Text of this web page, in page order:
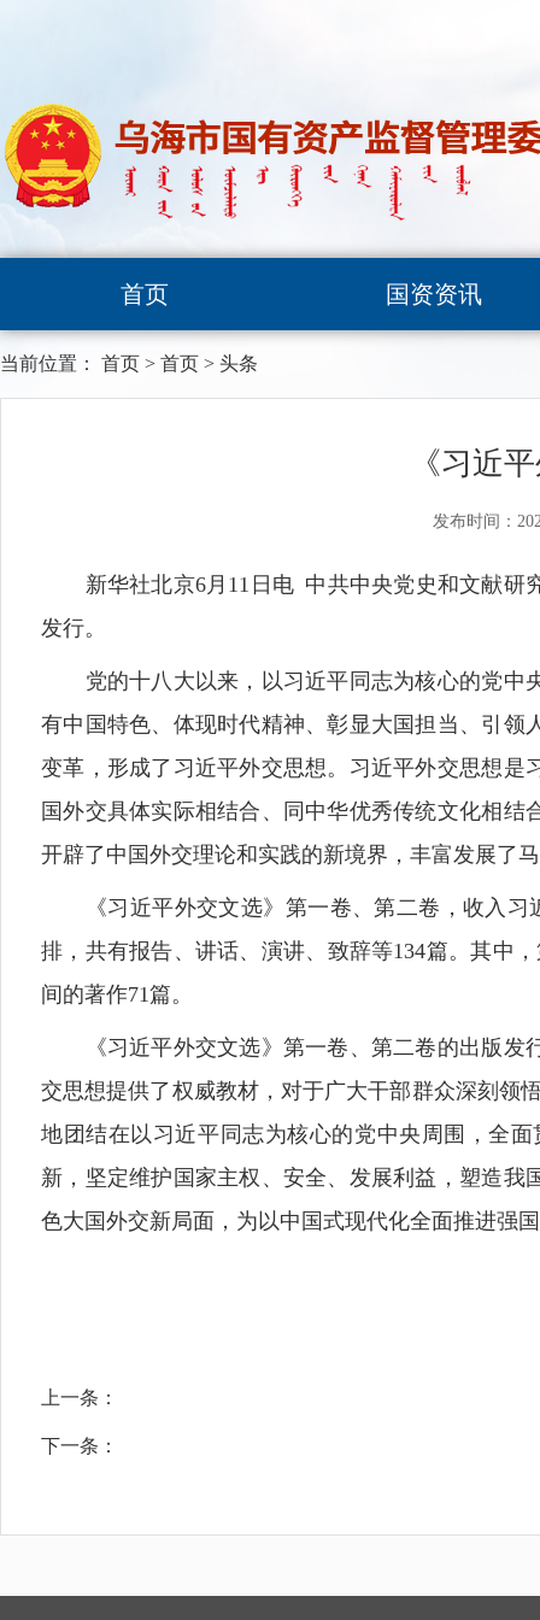
首页 国资资讯
当前位置： 首页 > 首页 > 头条
《习近
发布时间：
新华社北京6月11日电 中共中央党史和文献研
发行。
党的十八大以来，以习近平同志为核心的党中
有中国特色、体现时代精神、彰显大国担当、引
变革，形成了习近平外交思想。习近平外交思想
国外交具体实际相结合、同中华优秀传统文化相
开辟了中国外交理论和实践的新境界，丰富发展了
《习近平外交文选》第一卷、第二卷，收入习
排，共有报告、讲话、演讲、致辞等134篇。其中
间的著作71篇。
《习近平外交文选》第一卷、第二卷的出版发
交思想提供了权威教材，对于广大干部群众深刻领
地团结在以习近平同志为核心的党中央周围，全
新，坚定维护国家主权、安全、发展利益，塑造
色大国外交新局面，为以中国式现代化全面推进强
上一条：
下一条：